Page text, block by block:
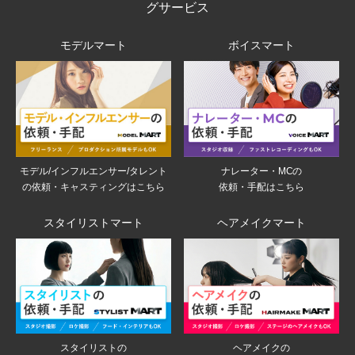
グサービス
モデルマート
モデル/インフルエンサー/タレント
の依頼・キャスティングはこちら
ボイスマート
ナレーター・MCの
依頼・手配はこちら
スタイリストマート
スタイリストの
ヘアメイクマート
ヘアメイクの